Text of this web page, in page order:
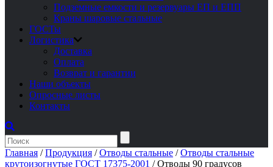
Подземные емкости и резервуары ЕП и ЕПП
Краны шаровые стальные
ГОСТы
Логистика
Доставка
Оплата
Возврат и гарантии
Наши объекты
Опросные листы
Контакты
Главная /Продукция /Отводы стальные /Отводы стальные
крутоизогнутые ГОСТ 17375-2001 /Отводы 90 градусов